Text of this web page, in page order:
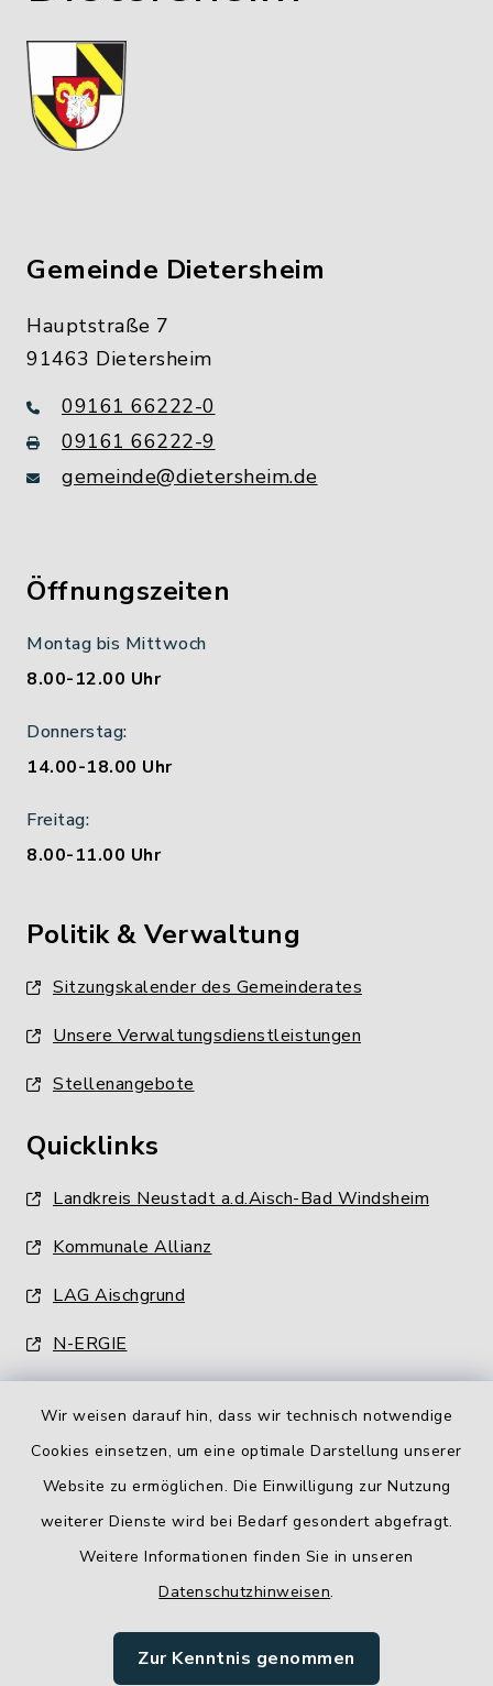
Wir weisen darauf hin, dass wir technisch notwendige
Cookies einsetzen, um eine optimale Darstellung unserer
Website zu ermöglichen. Die Einwilligung zur Nutzung
weiterer Dienste wird bei Bedarf gesondert abgefragt.
Weitere Informationen finden Sie in unseren
Datenschutzhinweisen.
Zur Kenntnis genommen
Gemeinde Dietersheim
Hauptstraße 7
91463 Dietersheim
09161 66222-0
09161 66222-9
gemeinde@dietersheim.de
Öffnungszeiten
Montag bis Mittwoch
8.00-12.00 Uhr
Donnerstag:
14.00-18.00 Uhr
Freitag:
8.00-11.00 Uhr
Politik & Verwaltung
Sitzungskalender des Gemeinderates
Unsere Verwaltungsdienstleistungen
Stellenangebote
Quicklinks
Landkreis Neustadt a.d.Aisch-Bad Windsheim
Kommunale Allianz
LAG Aischgrund
N-ERGIE
Barrierefreiheit
Impressum